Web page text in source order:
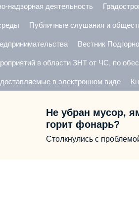
надзорная деятельность
Публичные слушания и
Вестник
в области ЗНТ от ЧС, по
в электронном виде
Не убран мусор,
горит фонарь?
Столкнулись с